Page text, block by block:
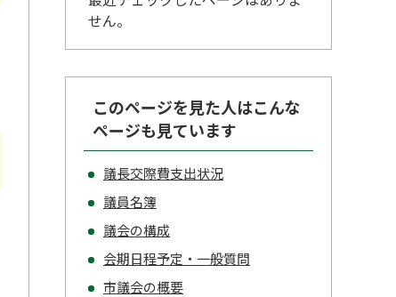
せん。
このページを見た人はこんな
ページも見ています
議長交際費支出状況
議員名簿
議会の構成
会期日程予定・一般質問
市議会の概要